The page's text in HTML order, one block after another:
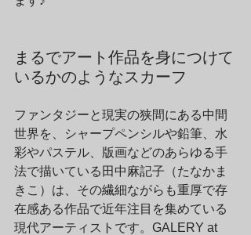
まるでアート作品を身につけて
いるかのようなスカーフ
ファンタジーと現実の狭間にある中間
世界を、シャープペンシルや鉛筆、水
彩やパステル、版画などのあらゆる手
法で描いている田中麻記子（たなかま
きこ）は、その繊細ながらも重厚で存
在感ある作品で近年注目を集めている
現代アーティストです。GALERY at